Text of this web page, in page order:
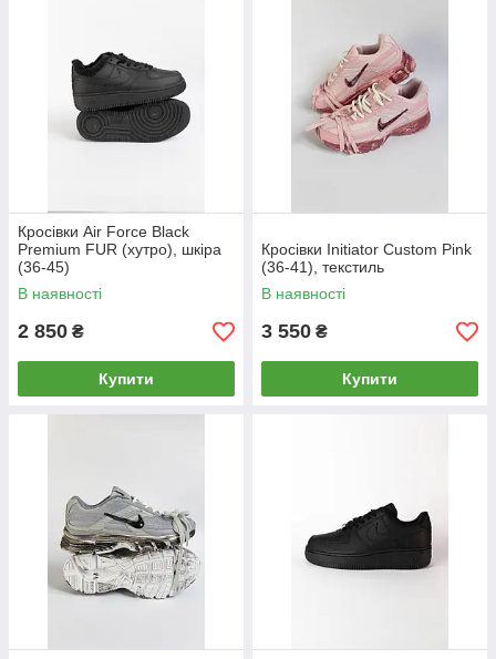
Кросівки Air Force Black
Premium FUR (хутро), шкіра
(36-45)
В наявності
2 850 ₴
Купити
Кросівки Initiator Custom Pink
(36-41), текстиль
В наявності
3 550 ₴
Купити